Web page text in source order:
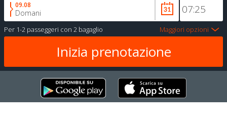
09.08
Domani
Per 1-2 passeggeri con 2 bagaglio Maggiori opzioni